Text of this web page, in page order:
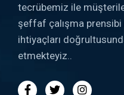
tecrübemiz ile
şeffaf çalışma
ihtiyaçları
etmekteyiz..